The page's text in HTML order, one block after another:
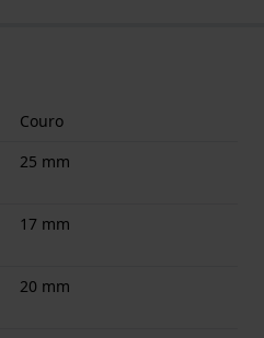
Couro
25 mm
17 mm
20 mm